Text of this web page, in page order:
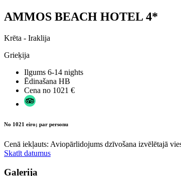
AMMOS BEACH HOTEL 4*
Krēta - Iraklija
Grieķija
Ilgums 6-14 nights
Ēdinašana HB
Cena no 1021 €
No 1021 eiro; par personu
Cenā iekļauts: Aviopārlidojums dzīvošana izvēlētajā
Skatīt datumus
Galerija